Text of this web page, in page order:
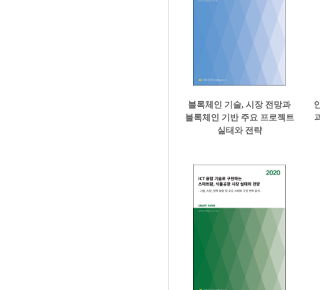
블록체인 기술, 시장 전망과
블록체인 기반 주요 프로젝트
실태와 전략